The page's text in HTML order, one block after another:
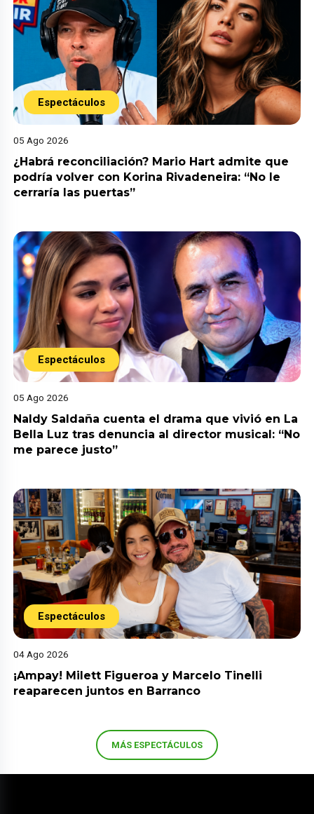
Espectáculos
05 Ago 2026
¿Habrá reconciliación? Mario Hart admite que
podría volver con Korina Rivadeneira: “No le
cerraría las puertas”
Espectáculos
05 Ago 2026
Naldy Saldaña cuenta el drama que vivió en La
Bella Luz tras denuncia al director musical: “No
me parece justo”
Espectáculos
04 Ago 2026
¡Ampay! Milett Figueroa y Marcelo Tinelli
reaparecen juntos en Barranco
MÁS ESPECTÁCULOS